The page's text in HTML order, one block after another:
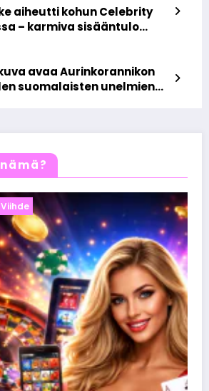
aiheutti kohun Celebrity
– karmiva sisääntulo
avaa Aurinkorannikon
suomalaisten unelmien